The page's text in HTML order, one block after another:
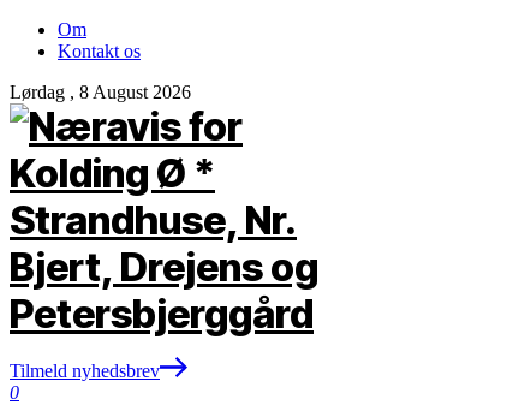
Om
Kontakt os
Lørdag , 8 August 2026
Tilmeld nyhedsbrev
0